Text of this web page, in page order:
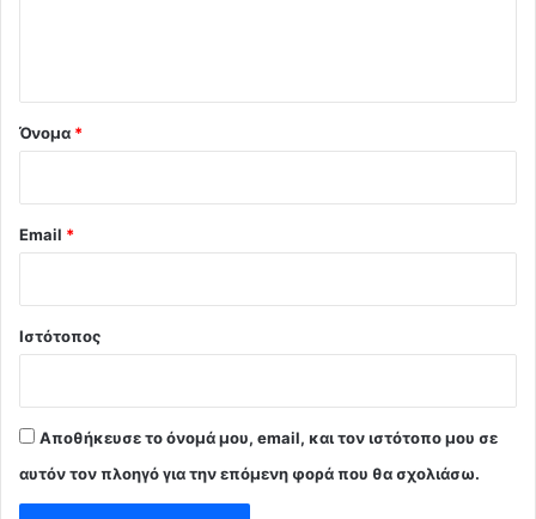
Όνομα *
Email *
Ιστότοπος
Αποθήκευσε το όνομά μου, email, και τον ιστότοπο μου σε
αυτόν τον πλοηγό για την επόμενη φορά που θα σχολιάσω.